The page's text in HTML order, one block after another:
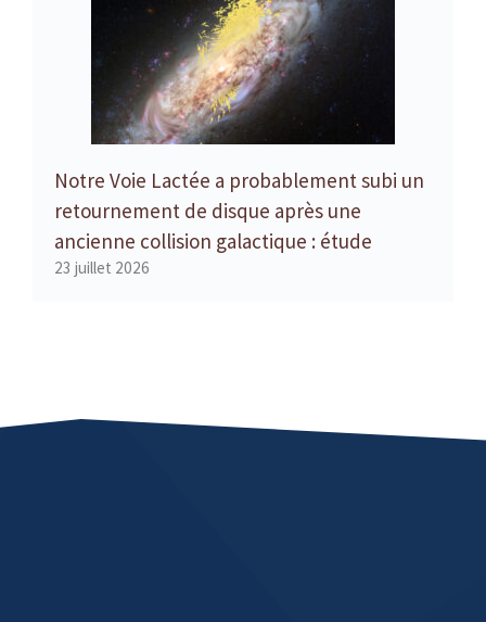
Notre Voie Lactée a probablement subi un
retournement de disque après une
ancienne collision galactique : étude
23 juillet 2026